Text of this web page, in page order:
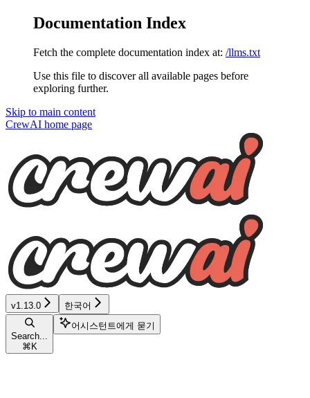
Documentation Index
Fetch the complete documentation index at: /llms.txt
Use this file to discover all available pages before
exploring further.
Skip to main content
CrewAI home page
v1.13.0 한국어
Search...
⌘ K
어시스턴트에게 묻기